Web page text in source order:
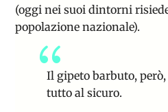
(oggi nei suoi dintorni
popolazione nazionale).
Il gipeto barbuto,
tutto al sicuro.